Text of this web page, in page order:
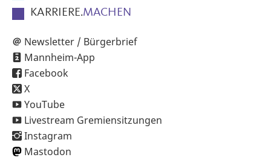
KARRIERE.MACHEN
Newsletter / Bürgerbrief
Mannheim-App
Facebook
X
YouTube
Livestream Gremiensitzungen
Instagram
Mastodon